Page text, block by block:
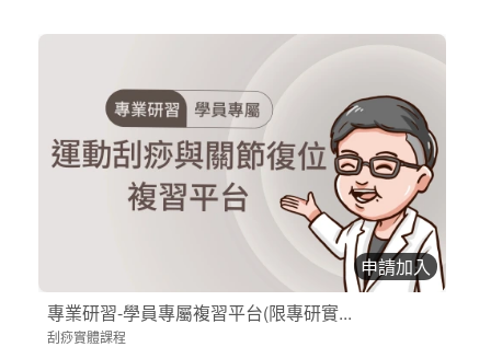
申請加入
專業研習-學員專屬複習平台(限專研實...
刮痧實體課程